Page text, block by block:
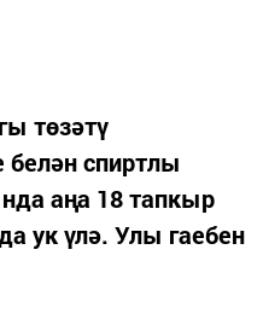
төзәтү
спиртлы
аңа 18 тапкыр
ук үлә. Улы гаебен